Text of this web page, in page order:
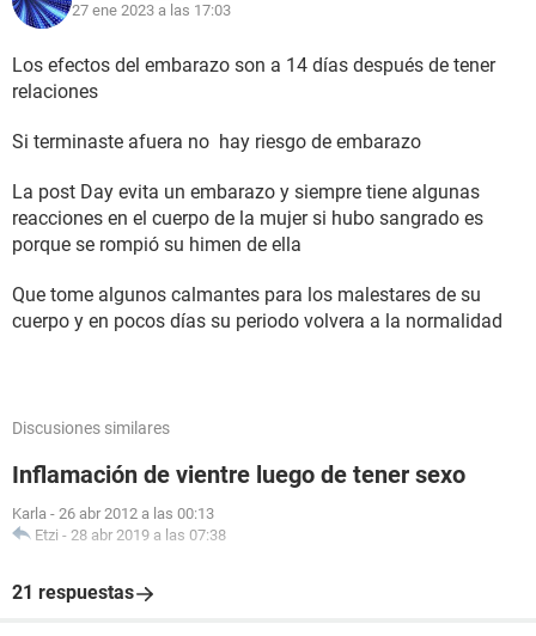
27 ene 2023 a las 17:03
Los efectos del embarazo son a 14 días después de tener
relaciones
Si terminaste afuera no hay riesgo de embarazo
La post Day evita un embarazo y siempre tiene algunas
reacciones en el cuerpo de la mujer si hubo sangrado es
porque se rompió su himen de ella
Que tome algunos calmantes para los malestares de su
cuerpo y en pocos días su periodo volvera a la normalidad
Discusiones similares
Inflamación de vientre luego de tener sexo
Karla - 26 abr 2012 a las 00:13
Etzi - 28 abr 2019 a las 07:38
21 respuestas